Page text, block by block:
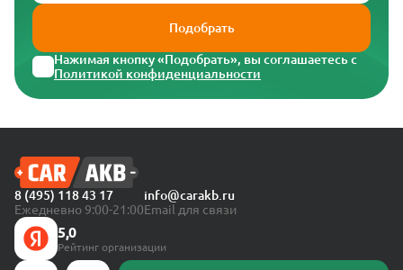
Подобрать
Нажимая кнопку «Подобрать», вы соглашаетесь с
Политикой конфиденциальности
8 (495) 118 43 17
Ежедневно 9:00-21:00
info@carakb.ru
Email для связи
5,0
Рейтинг организации